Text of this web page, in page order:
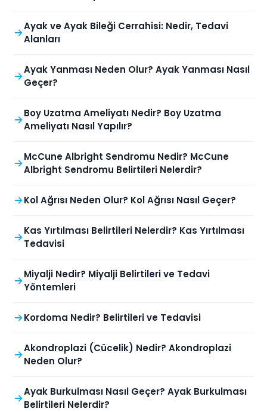
Ayak ve Ayak Bileği Cerrahisi: Nedir, Tedavi
Alanları
Ayak Yanması Neden Olur? Ayak Yanması Nasıl
Geçer?
Boy Uzatma Ameliyatı Nedir? Boy Uzatma
Ameliyatı Nasıl Yapılır?
McCune Albright Sendromu Nedir? McCune
Albright Sendromu Belirtileri Nelerdir?
Kol Ağrısı Neden Olur? Kol Ağrısı Nasıl Geçer?
Kas Yırtılması Belirtileri Nelerdir? Kas Yırtılması
Tedavisi
Miyalji Nedir? Miyalji Belirtileri ve Tedavi
Yöntemleri
Kordoma Nedir? Belirtileri ve Tedavisi
Akondroplazi (Cücelik) Nedir? Akondroplazi
Neden Olur?
Ayak Burkulması Nasıl Geçer? Ayak Burkulması
Belirtileri Nelerdir?